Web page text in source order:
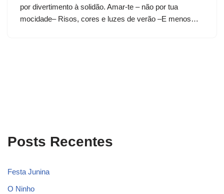
por divertimento à solidão. Amar-te – não por tua
mocidade– Risos, cores e luzes de verão –E menos…
Posts Recentes
Festa Junina
O Ninho